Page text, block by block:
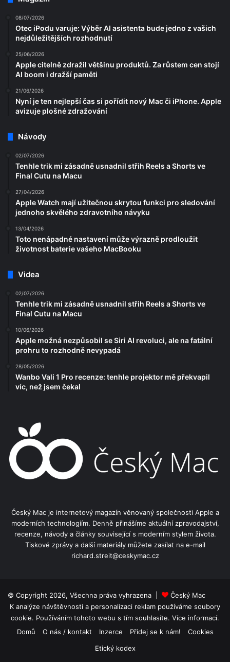
08/07/2026
Otec iPodu varuje: Výběr AI asistenta bude jedno z vašich
nejdůležitějších rozhodnutí
25/06/2026
Apple citelně zdražil většinu produktů. Za růstem cen stojí
AI boom i dražší paměti
21/06/2026
Nyní je ten nejlepší čas si pořídit nový Mac či iPhone. Apple
avizuje plošné zdražování
Návody
02/07/2026
Tenhle trik mi zásadně usnadnil střih Reels a Shorts ve
Final Cutu na Macu
27/04/2026
Apple Watch mají užitečnou skrytou funkci pro sledování
jednoho skvělého zdravotního návyku
13/04/2026
Toto nenápadné nastavení může výrazně prodloužit
životnost baterie vašeho MacBooku
Videa
02/07/2026
Tenhle trik mi zásadně usnadnil střih Reels a Shorts ve
Final Cutu na Macu
10/06/2026
Apple možná nezpůsobil se Siri AI revoluci, ale na fatální
prohru to rozhodně nevypadá
28/05/2026
Wanbo Vali 1 Pro recenze: tenhle projektor mě překvapil
víc, než jsem čekal
Český Mac je internetový magazín věnovaný společnosti Apple a
moderních technologiím. Denně přinášíme aktuální zpravodajství,
recenze, návody a články související s moderním stylem života.
Tiskové zprávy a další materiály můžete zasílat na e-mail
richard.streit@ceskymac.cz
© Copyright 2026, Všechna práva vyhrazena |
Český Mac
K analýze návštěvnosti a personalizaci reklam používáme soubory
cookie. Používáním tohoto webu s tím souhlasíte. Více informací.
Domů
O nás / kontakt Inzerce Přidej se k nám!
Cookies
Etický kodex